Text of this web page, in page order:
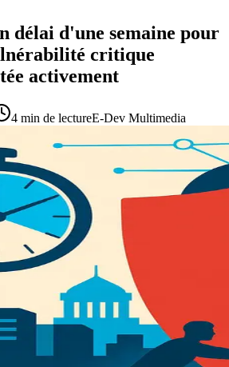
délai d'une semaine pour
critique
activement
4 min de lectureE-Dev Multimedia